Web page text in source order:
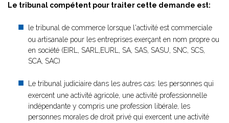
Le tribunal compétent pour traiter cette demande est:
le tribunal de commerce lorsque l'activité est commerciale
ou artisanale pour les entreprises exerçant en nom propre ou
en société (EIRL, SARL,EURL, SA, SAS, SASU, SNC, SCS,
SCA, SAC)
Le tribunal judiciaire dans les autres cas: les personnes qui
exercent une activité agricole, une activité professionnelle
indépendante y compris une profession libérale, les
personnes morales de droit privé qui exercent une activité